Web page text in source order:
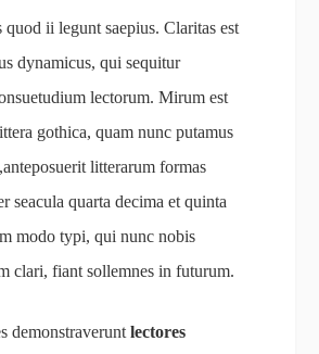
quod ii legunt saepius. Claritas est
dynamicus, qui sequitur
lectorum. Mirum est
gothica, quam nunc putamus
litterarum formas
seacula quarta decima et quinta
modo typi, qui nunc nobis
clari, fiant sollemnes in futurum.
demonstraverunt lectores